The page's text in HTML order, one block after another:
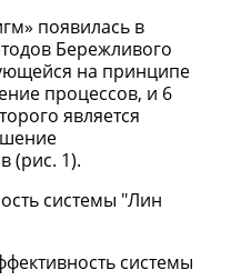
появилась в
Бережливого
на принципе
процессов, и 6
является
(рис. 1).
системы